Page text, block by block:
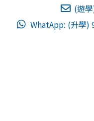
(遊
WhatApp: (升學)